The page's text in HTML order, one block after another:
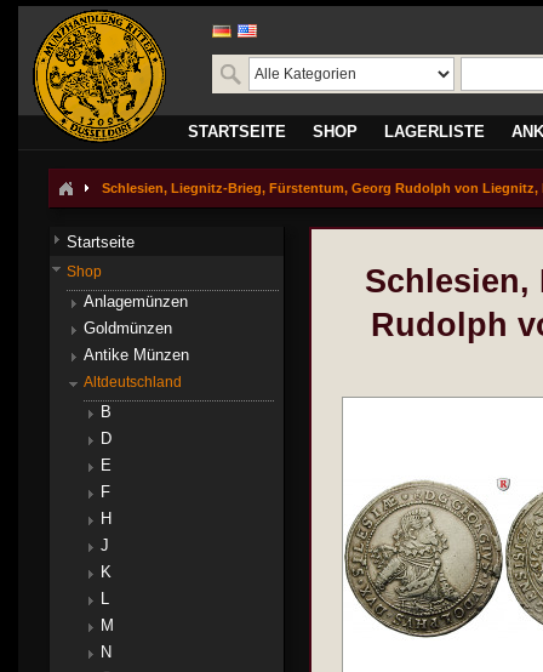
STARTSEITE SHOP LAGERLISTE
Schlesien, Liegnitz-Brieg, Fürstentum, Georg Rudolph von Liegnitz,
Schlesien,
Rudolph
Startseite
Shop
Anlagemünzen
Goldmünzen
Antike Münzen
Altdeutschland
B
D
E
F
H
J
K
L
M
N